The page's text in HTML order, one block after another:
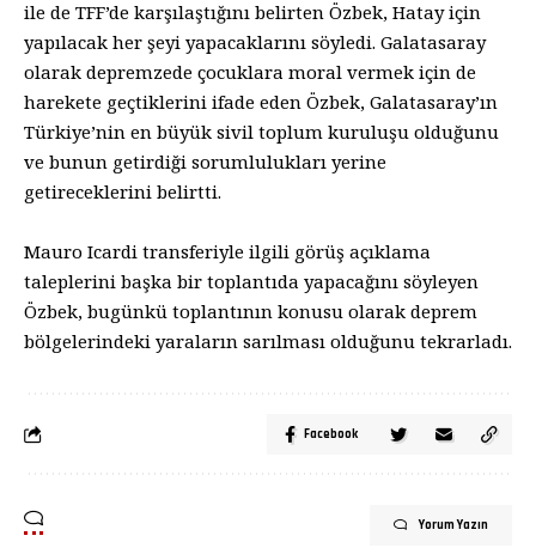
ile de TFF’de karşılaştığını belirten Özbek, Hatay için
yapılacak her şeyi yapacaklarını söyledi. Galatasaray
olarak depremzede çocuklara moral vermek için de
harekete geçtiklerini ifade eden Özbek, Galatasaray’ın
Türkiye’nin en büyük sivil toplum kuruluşu olduğunu
ve bunun getirdiği sorumlulukları yerine
getireceklerini belirtti.
Mauro Icardi transferiyle ilgili görüş açıklama
taleplerini başka bir toplantıda yapacağını söyleyen
Özbek, bugünkü toplantının konusu olarak deprem
bölgelerindeki yaraların sarılması olduğunu tekrarladı.
Facebook
Yorum Yazın